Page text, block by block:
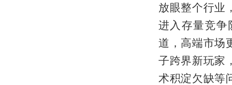
放眼整个行业
进入存量竞争
道，高端市场
子跨界新玩家
术积淀欠缺等